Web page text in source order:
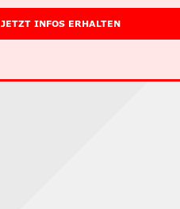
JETZT INFOS ERHALTEN